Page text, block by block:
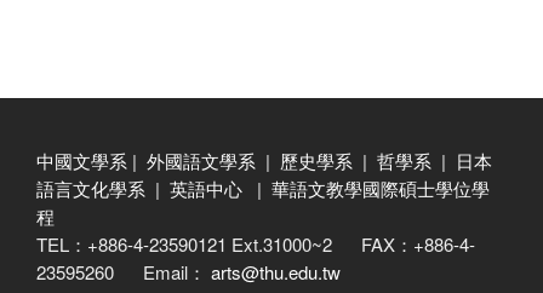
中國文學系 | 外國語文學系 | 歷史學系 | 哲學系 | 日本
語言文化學系 | 英語中心 | 華語文教學國際碩士學位學
程
TEL：+886-4-23590121 Ext.31000~2 FAX：+886-4-
23595260 Email： arts@thu.edu.tw